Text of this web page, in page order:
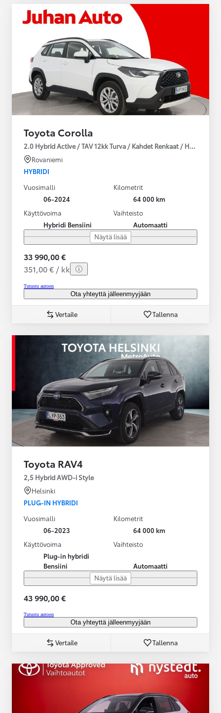
Toyota Corolla
2.0 Hybrid Active / TAV 12kk Turva / Kahdet Renkaat /
Rovaniemi
HYBRIDI
Vuosimalli
06-2024
Kilometrit
64 000 km
Käyttövoima
Hybridi Bensiini
Vaihteisto
Automaatti
Näytä lisää
33 990,00 €
351,00 € / kk
Tutustu autoon
Ota yhteyttä jälleenmyyjään
Vertaile Tallenna
Toyota RAV4
2,5 Hybrid AWD-i Style
Helsinki
PLUG-IN HYBRIDI
Vuosimalli
06-2023
Kilometrit
64 000 km
Käyttövoima
Plug-in hybridi
Bensiini
Vaihteisto
Automaatti
Näytä lisää
43 990,00 €
Tutustu autoon
Ota yhteyttä jälleenmyyjään
Vertaile Tallenna